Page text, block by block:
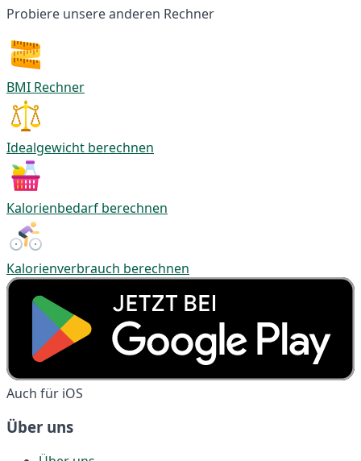
Probiere unsere anderen Rechner
BMI Rechner
Idealgewicht berechnen
Kalorienbedarf berechnen
Kalorienverbrauch berechnen
Auch für iOS
Über uns